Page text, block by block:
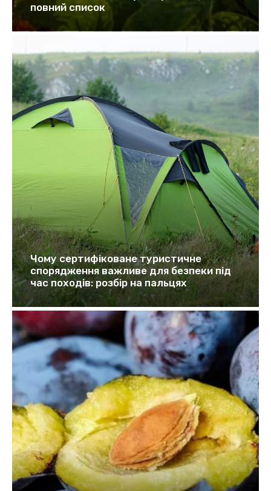
повний список
Чому сертифіковане туристичне
спорядження важливе для безпеки під
час походів: розбір на пальцях